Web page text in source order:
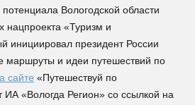
потенциала Вологодской области
нацпроекта «Туризм и
инициировал президент России
маршруты и идеи путешествий по
сайте «Путешествуй по
«Вологда Регион» со ссылкой на